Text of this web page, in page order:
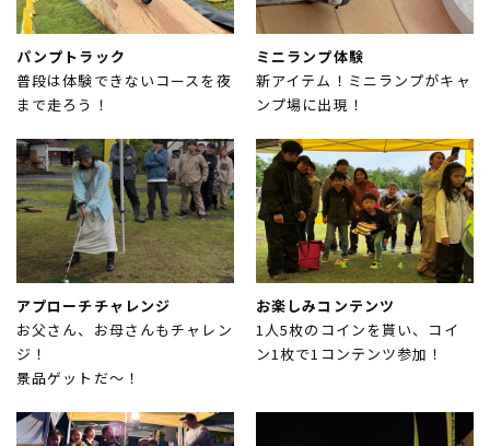
ムラサキスポーツ 公式アプリ
ポイント・クーポンもこのアプリで！